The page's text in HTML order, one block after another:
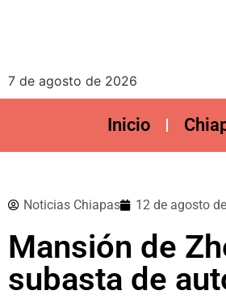
7 de agosto de 2026
Inicio
Noticias Chiapas 12 de agosto
Mansión de
subasta de